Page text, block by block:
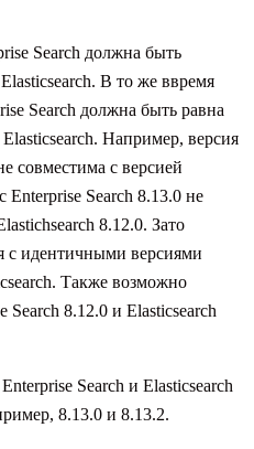
Search должна быть
В то же ввремя
Search должна быть равна
Например, версия
совместима с версией
Enterprise Search 8.13.0 не
8.12.0. Зато
с идентичными версиями
Также возможно
Search 8.12.0 и Elasticsearch
Search и Elasticsearch
8.13.0 и 8.13.2.